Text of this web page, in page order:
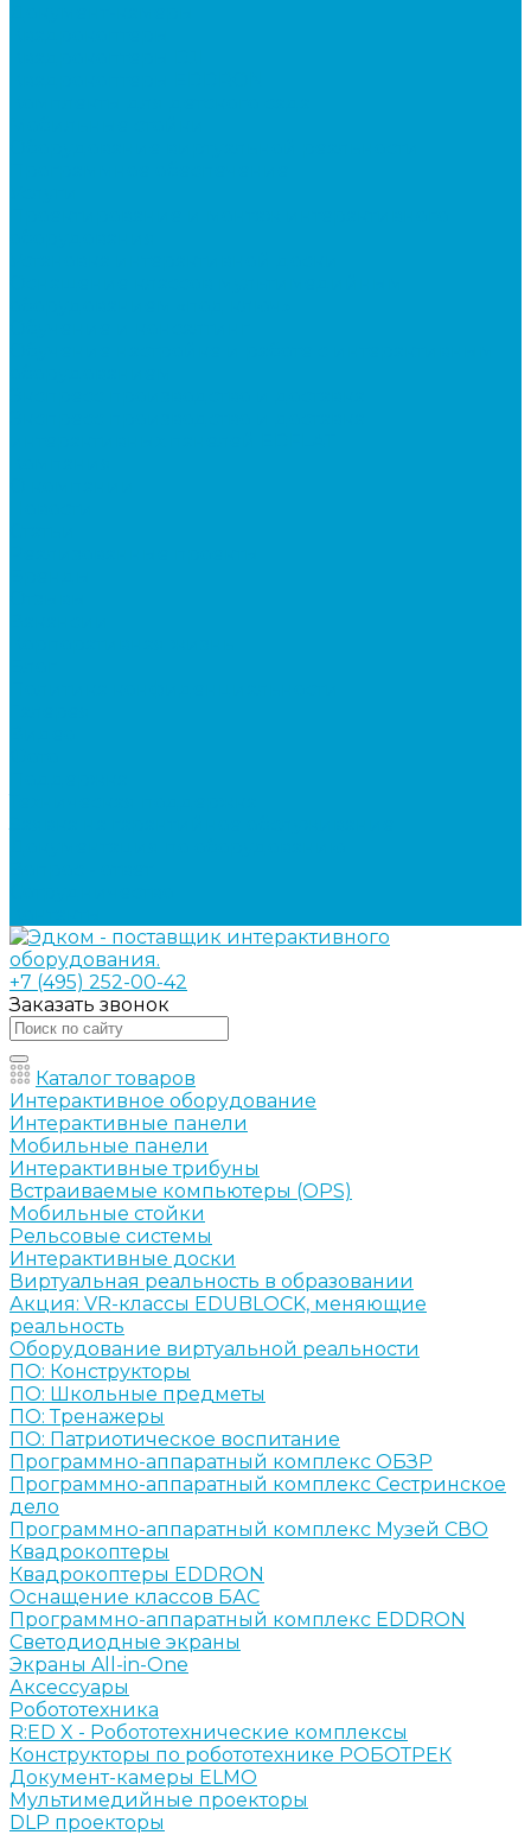
+7 (495) 252-00-42
Заказать звонок
Каталог товаров
Интерактивное оборудование
Интерактивные панели
Мобильные панели
Интерактивные трибуны
Встраиваемые компьютеры (OPS)
Мобильные стойки
Рельсовые системы
Интерактивные доски
Виртуальная реальность в образовании
Акция: VR-классы EDUBLOCK, меняющие
реальность
Оборудование виртуальной реальности
ПО: Конструкторы
ПО: Школьные предметы
ПО: Тренажеры
ПО: Патриотическое воспитание
Программно-аппаратный комплекс ОБЗР
Программно-аппаратный комплекс Сестринское
дело
Программно-аппаратный комплекс Музей СВО
Квадрокоптеры
Квадрокоптеры EDDRON
Оснащение классов БАС
Программно-аппаратный комплекс EDDRON
Светодиодные экраны
Экраны All-in-One
Аксессуары
Робототехника
R:ED X - Робототехнические комплексы
Конструкторы по робототехнике РОБОТРЕК
Документ-камеры ELMO
Мультимедийные проекторы
DLP проекторы